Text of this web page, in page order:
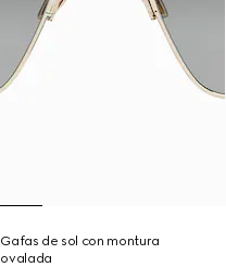
Gafas de sol con montura
ovalada